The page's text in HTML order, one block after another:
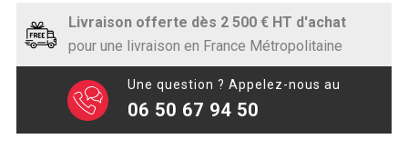
SALADETTE COMPACTE VITRÉE
SALADETTE 800 VITRÉE
MEUBLE À PIZZA
moteur
Livraison offerte dès 2 500 € HT d'achat
pour une livraison en France Métropolitaine
Une question ? Appelez-nous au
06 50 67 94 50